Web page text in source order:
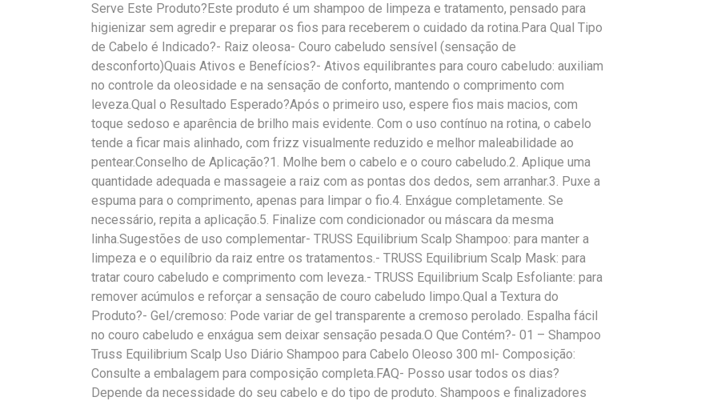
Serve Este Produto?Este produto é um shampoo de limpeza e tratamento, pensado para
higienizar sem agredir e preparar os fios para receberem o cuidado da rotina.Para Qual Tipo
de Cabelo é Indicado?- Raiz oleosa- Couro cabeludo sensível (sensação de
desconforto)Quais Ativos e Benefícios?- Ativos equilibrantes para couro cabeludo: auxiliam
no controle da oleosidade e na sensação de conforto, mantendo o comprimento com
leveza.Qual o Resultado Esperado?Após o primeiro uso, espere fios mais macios, com
toque sedoso e aparência de brilho mais evidente. Com o uso contínuo na rotina, o cabelo
tende a ficar mais alinhado, com frizz visualmente reduzido e melhor maleabilidade ao
pentear.Conselho de Aplicação?1. Molhe bem o cabelo e o couro cabeludo.2. Aplique uma
quantidade adequada e massageie a raiz com as pontas dos dedos, sem arranhar.3. Puxe a
espuma para o comprimento, apenas para limpar o fio.4. Enxágue completamente. Se
necessário, repita a aplicação.5. Finalize com condicionador ou máscara da mesma
linha.Sugestões de uso complementar- TRUSS Equilibrium Scalp Shampoo: para manter a
limpeza e o equilíbrio da raiz entre os tratamentos.- TRUSS Equilibrium Scalp Mask: para
tratar couro cabeludo e comprimento com leveza.- TRUSS Equilibrium Scalp Esfoliante: para
remover acúmulos e reforçar a sensação de couro cabeludo limpo.Qual a Textura do
Produto?- Gel/cremoso: Pode variar de gel transparente a cremoso perolado. Espalha fácil
no couro cabeludo e enxágua sem deixar sensação pesada.O Que Contém?- 01 – Shampoo
Truss Equilibrium Scalp Uso Diário Shampoo para Cabelo Oleoso 300 ml- Composição:
Consulte a embalagem para composição completa.FAQ- Posso usar todos os dias?
Depende da necessidade do seu cabelo e do tipo de produto. Shampoos e finalizadores